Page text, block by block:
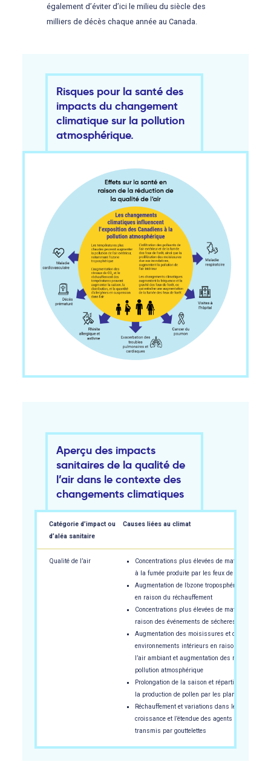
également d’éviter d’ici le milieu du siècle des
milliers de décès chaque année au Canada.
Risques pour la santé des
impacts du changement
climatique sur la pollution
atmosphérique.
Aperçu des impacts
sanitaires de la qualité de
l’air dans le contexte des
changements climatiques
Catégorie d’impact ou
d’aléa sanitaire
Causes liées au climat
Qualité de l’air
Concentrations plus élevées de matières
à la fumée produite par les feux de forêt
Augmentation de l’ozone troposphérique et
en raison du réchauffement
Concentrations plus élevées de matières
raison des événements de sécheresse
Augmentation des moisissures et des
environnements intérieurs en raison des
l’air ambiant et augmentation des rejets
pollution atmosphérique
Prolongation de la saison et répartition
la production de pollen par les plantes et les
Réchauffement et variations dans les
croissance et l’étendue des agents
transmis par gouttelettes